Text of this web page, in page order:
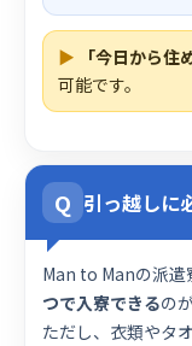
▶ 「今日から住
可能です。
Q 引っ越しに
Man to Manの派遣
つで入寮できるの
ただし、衣類やタ